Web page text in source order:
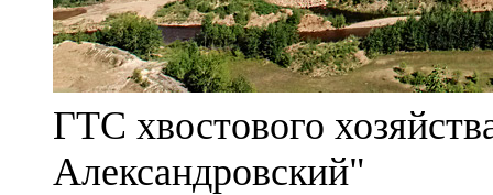
ГТС хвостового
Александровский"